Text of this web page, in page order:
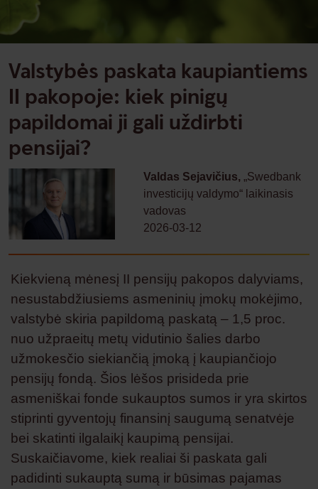
Valstybės paskata kaupiantiems
II pakopoje: kiek pinigų
papildomai ji gali uždirbti
pensijai?
Valdas Sejavičius, „Swedbank
investicijų valdymo“ laikinasis
vadovas
2026-03-12
Kiekvieną mėnesį II pensijų pakopos dalyviams,
nesustabdžiusiems asmeninių įmokų mokėjimo,
valstybė skiria papildomą paskatą – 1,5 proc.
nuo užpraeitų metų vidutinio šalies darbo
užmokesčio siekiančią įmoką į kaupiančiojo
pensijų fondą. Šios lėšos prisideda prie
asmeniškai fonde sukauptos sumos ir yra skirtos
stiprinti gyventojų finansinį saugumą senatvėje
bei skatinti ilgalaikį kaupimą pensijai.
Suskaičiavome, kiek realiai ši paskata gali
padidinti sukauptą sumą ir būsimas pajamas